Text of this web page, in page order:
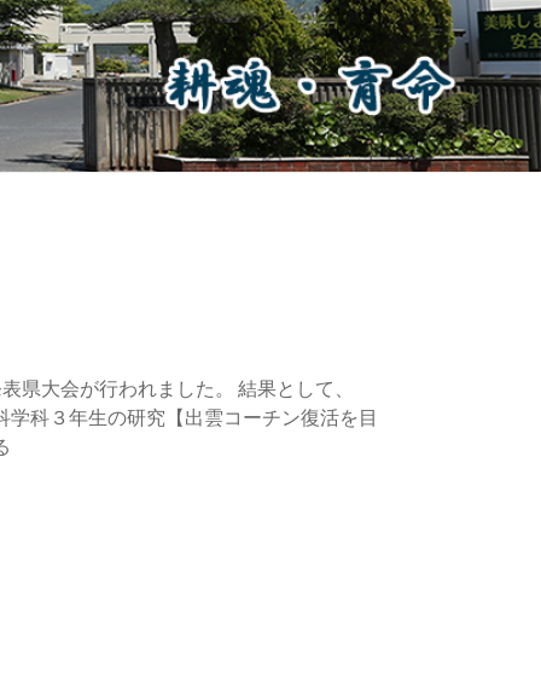
県大会が行われました。 結果として、
科３年生の研究【出雲コーチン復活を目